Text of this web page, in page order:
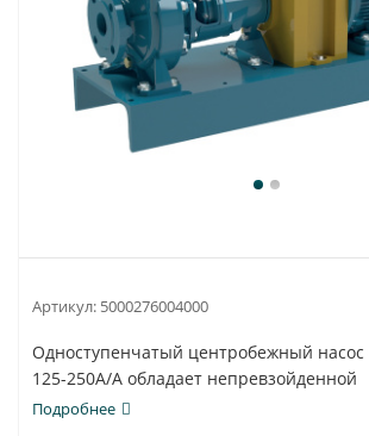
Артикул: 5000276004000
Одноступенчатый центробежный насос
125-250A/A обладает непревзойденной
универсальностью...
Подробнее